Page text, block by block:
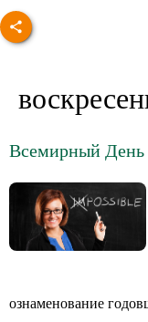
Всемирный День
ознаменование